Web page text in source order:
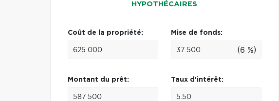
HYPOTHÉCAIRES
Coût de la propriété: Mise de fonds:
(6 %)
Montant du prêt: Taux d'intérêt: